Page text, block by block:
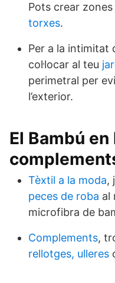
Pots crear
torxes.
Per a la intimitat
col·locar al teu
perimetral per
l’exterior.
El Bambú
Tèxtil a la moda,
peces de roba al
microfibra de
Complements,
rellotges, ulleres